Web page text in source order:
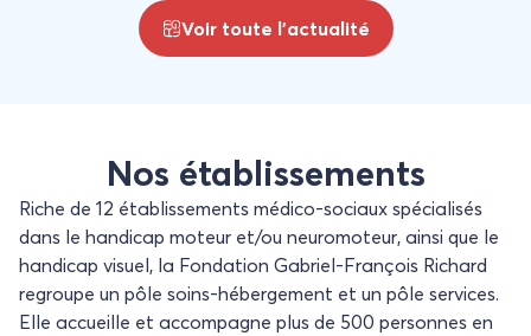
Voir toute l’actualité
Nos établissements
Riche de 12 établissements médico-sociaux spécialisés
dans le handicap moteur et/ou neuromoteur, ainsi que le
handicap visuel, la Fondation Gabriel-François Richard
regroupe un pôle soins-hébergement et un pôle services.
Elle accueille et accompagne plus de 500 personnes en